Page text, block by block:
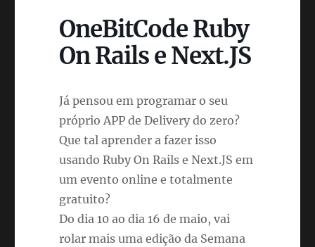
OneBitCode Ruby
On Rails e Next.JS
Já pensou em programar o seu
próprio APP de Delivery do zero?
Que tal aprender a fazer isso
usando Ruby On Rails e Next.JS em
um evento online e totalmente
gratuito?
Do dia 10 ao dia 16 de maio, vai
rolar mais uma edição da Semana